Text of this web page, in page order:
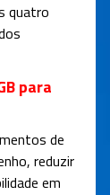
quatro
para
de
reduzir
em